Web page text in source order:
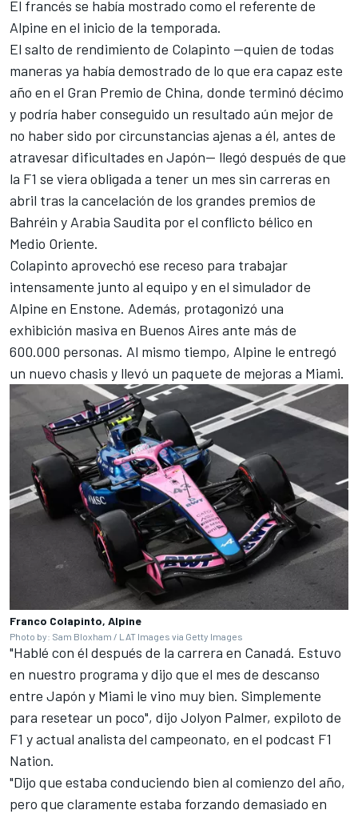
El francés se había mostrado como el referente de
Alpine en el inicio de la temporada.
El salto de rendimiento de Colapinto —quien de todas
maneras ya había demostrado de lo que era capaz este
año en el Gran Premio de China, donde terminó décimo
y podría haber conseguido un resultado aún mejor de
no haber sido por circunstancias ajenas a él, antes de
atravesar dificultades en Japón— llegó después de que
la F1 se viera obligada a tener un mes sin carreras en
abril tras la cancelación de los grandes premios de
Bahréin y Arabia Saudita por el conflicto bélico en
Medio Oriente.
Colapinto aprovechó ese receso para trabajar
intensamente junto al equipo y en el simulador de
Alpine en Enstone. Además, protagonizó una
exhibición masiva en Buenos Aires ante más de
600.000 personas. Al mismo tiempo, Alpine le entregó
un nuevo chasis y llevó un paquete de mejoras a Miami.
Franco Colapinto, Alpine
Photo by: Sam Bloxham / LAT Images via Getty Images
"Hablé con él después de la carrera en Canadá. Estuvo
en nuestro programa y dijo que el mes de descanso
entre Japón y Miami le vino muy bien. Simplemente
para resetear un poco", dijo Jolyon Palmer, expiloto de
F1 y actual analista del campeonato, en el podcast F1
Nation.
"Dijo que estaba conduciendo bien al comienzo del año,
pero que claramente estaba forzando demasiado en